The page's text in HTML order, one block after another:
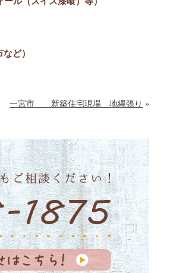
ど）
一宮市 新築住宅現場 地縄張り »